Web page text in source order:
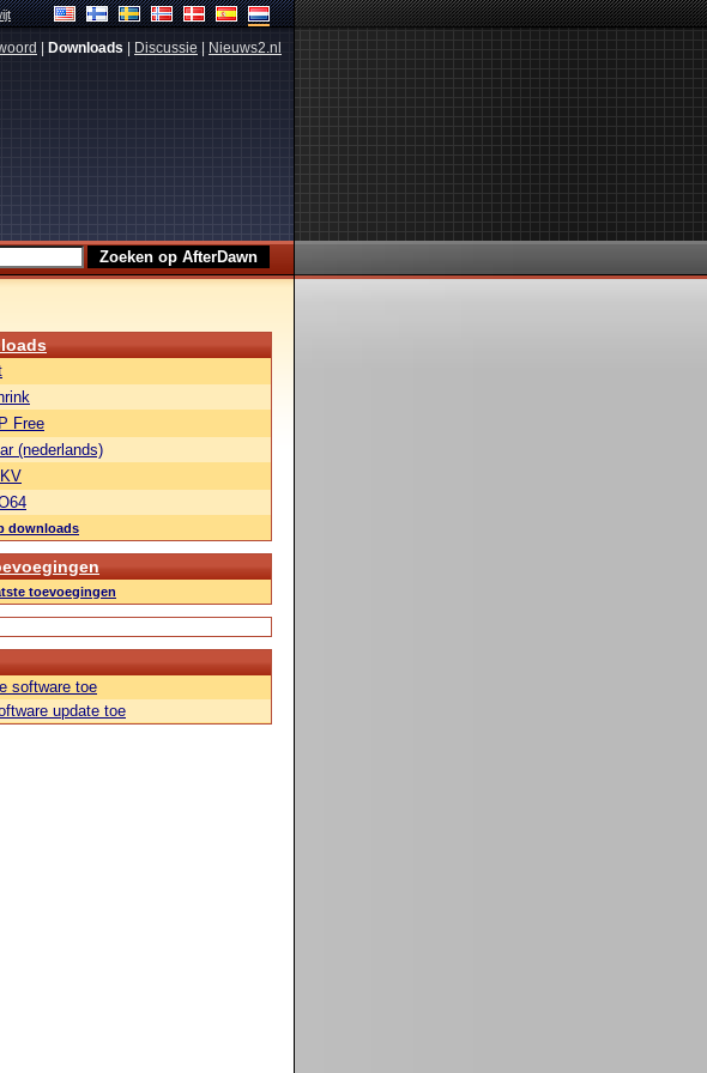
Downloads Discussie Nieuws2.nl
Free
(nederlands)
downloads
toevoegingen
software toe
update toe